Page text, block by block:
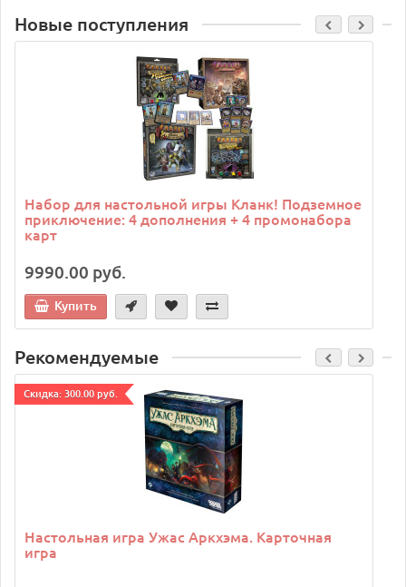
Новые поступления
Набор для настольной игры Кланк! Подземное
приключение: 4 дополнения + 4 промонабора
карт
9990.00 руб.
Купить
Рекомендуемые
Cкидка: 300.00 руб.
Настольная игра Ужас Аркхэма. Карточная
игра